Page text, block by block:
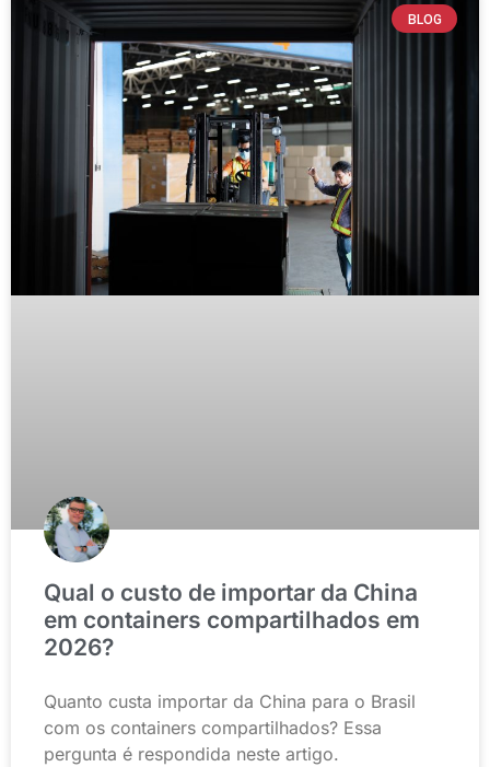
BLOG
Qual o custo de importar da China
em containers compartilhados em
2026?
Quanto custa importar da China para o Brasil
com os containers compartilhados? Essa
pergunta é respondida neste artigo.